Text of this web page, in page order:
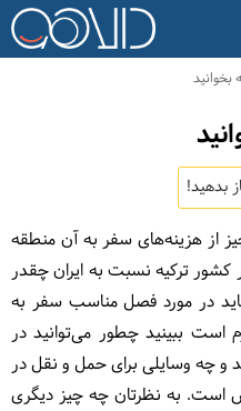
بخوانید
بدهید!
از هزینه‌های سفر به آن منطقه
کشور ترکیه نسبت به ایران چقدر
در مورد فصل مناسب سفر به
است ببینید چطور می‌توانید در
و چه وسایلی برای حمل و نقل در
است. به نظرتان چه چیز دیگری